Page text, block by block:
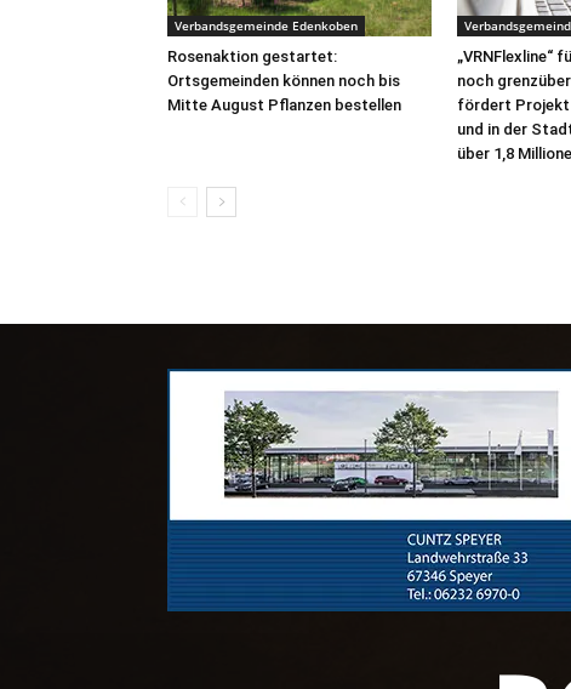
Verbandsgemeinde Edenkoben
Rosenaktion gestartet:
Ortsgemeinden können noch bis
Mitte August Pflanzen bestellen
„VRNFlexline“
noch
fördert Projekt
und in der
über 1,8